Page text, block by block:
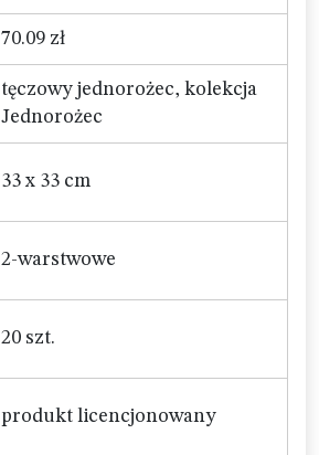
70.09 zł
tęczowy jednorożec, kolekcja
Jednorożec
33 x 33 cm
2-warstwowe
20 szt.
produkt licencjonowany